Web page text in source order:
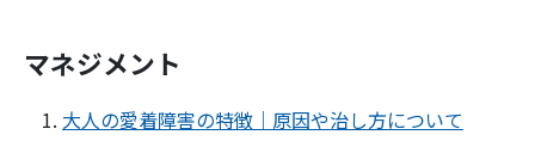
マネジメント
大人の愛着障害の特徴｜原因や治し方について